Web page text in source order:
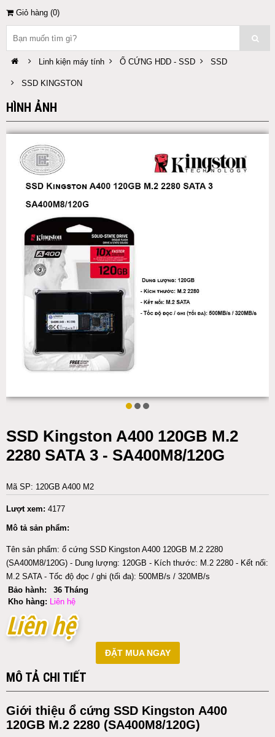
Giỏ hàng (0)
Linh kiện máy tính Ổ CỨNG HDD - SSD SSD
SSD KINGSTON
HÌNH ẢNH
SSD Kingston A400 120GB M.2
2280 SATA 3 - SA400M8/120G
Mã SP: 120GB A400 M2
Lượt xem: 4177
Mô tả sản phẩm:
Tên sản phẩm: ổ cứng SSD Kingston A400 120GB M.2 2280
(SA400M8/120G) - Dung lượng: 120GB - Kích thước: M.2 2280 - Kết nối:
M.2 SATA - Tốc độ đọc / ghi (tối đa): 500MB/s / 320MB/s
Bảo hành:
36 Tháng
Kho hàng:
Liên hệ
Liên hệ
Liên hệ
ĐẶT MUA NGAY
MÔ TẢ CHI TIẾT
Giới thiệu ổ cứng SSD Kingston A400
120GB M.2 2280 (SA400M8/120G)